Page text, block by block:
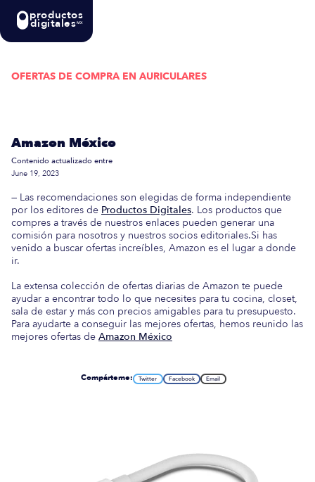
productos
digitalesMX
OFERTAS DE COMPRA EN AURICULARES
Amazon México
Contenido actualizado entre
June 19, 2023
— Las recomendaciones son elegidas de forma independiente
por los editores de Productos Digitales. Los productos que
compres a través de nuestros enlaces pueden generar una
comisión para nosotros y nuestros socios editoriales.Si has
venido a buscar ofertas increíbles, Amazon es el lugar a donde
ir.
La extensa colección de ofertas diarias de Amazon te puede
ayudar a encontrar todo lo que necesites para tu cocina, closet,
sala de estar y más con precios amigables para tu presupuesto.
Para ayudarte a conseguir las mejores ofertas, hemos reunido las
mejores ofertas de Amazon México
Compárteme: Twitter Facebook Email